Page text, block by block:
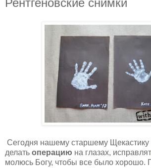
Рентгеновские снимки
Сегодня нашему старшему Щекастику
делать операцию на глазах,
молюсь Богу, чтобы все было хорошо.